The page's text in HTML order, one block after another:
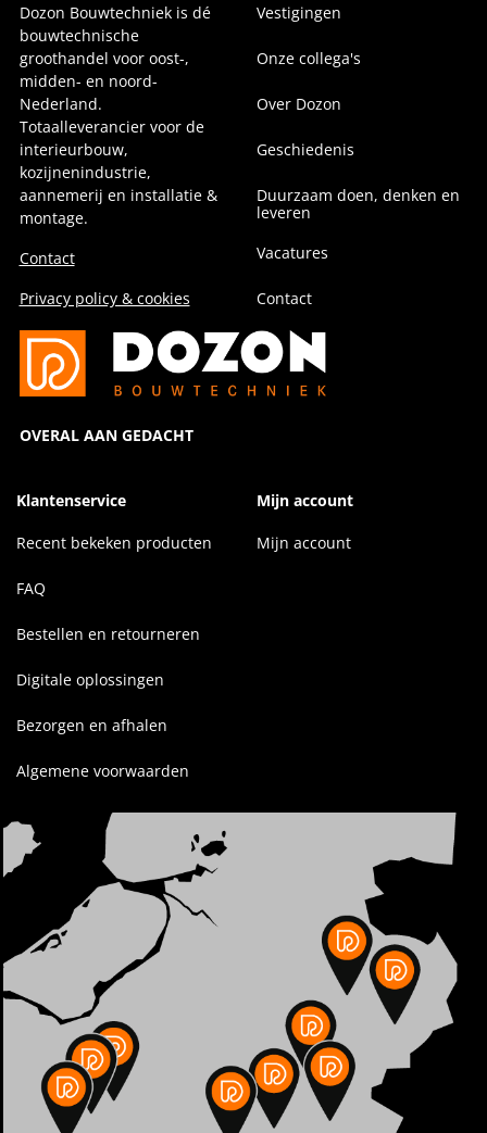
Dozon Bouwtechniek is dé
bouwtechnische
groothandel voor oost-,
midden- en noord-
Nederland.
Totaalleverancier voor de
interieurbouw,
kozijnenindustrie,
aannemerij en installatie &
montage.
Contact
Privacy policy & cookies
OVERAL AAN GEDACHT
Vestigingen
Onze collega's
Over Dozon
Geschiedenis
Duurzaam doen, denken en
leveren
Vacatures
Contact
Klantenservice
Recent bekeken producten
FAQ
Bestellen en retourneren
Digitale oplossingen
Bezorgen en afhalen
Algemene voorwaarden
Mijn account
Mijn account